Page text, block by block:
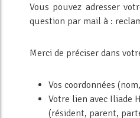
Vous pouvez adresser
question par mail à :
Merci de préciser dans
Vos coordonnées
Votre lien avec Iliade
(résident, parent,